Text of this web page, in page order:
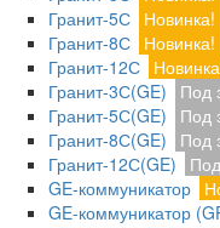
Гранит-5С Новинка!
Гранит-8С Новинка!
Гранит-12С
Гранит-3С(GE)
Под
Гранит-5С(GE)
Под
Гранит-8С(GE)
Под
Гранит-12С(GE)
GE-коммуникатор
GE-коммуникатор